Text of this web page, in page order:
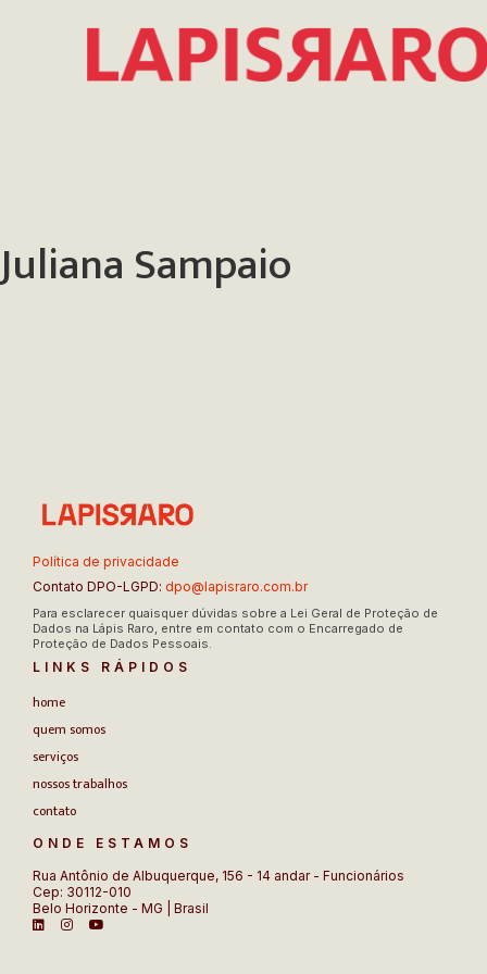
Juliana Sampaio
Política de privacidade
Contato DPO-LGPD: dpo@lapisraro.com.br
Para esclarecer quaisquer dúvidas sobre a Lei Geral de Proteção de
Dados na Lápis Raro, entre em contato com o Encarregado de
Proteção de Dados Pessoais.
LINKS RÁPIDOS
home
quem somos
serviços
nossos trabalhos
contato
ONDE ESTAMOS
Rua Antônio de Albuquerque, 156 - 14 andar - Funcionários
Cep: 30112-010
Belo Horizonte - MG | Brasil